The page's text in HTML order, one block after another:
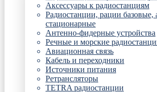
Аксессуары к радиостанциям
Радиостанции, рации базовые,
стационарные
Антенно-фидерные устройства
Речные и морские
Авиационная связь
Кабель и переходники
Источники питания
Ретрансляторы
TETRA радиостанции